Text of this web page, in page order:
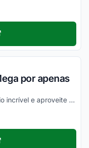
por apenas
Usufrua agora mesmo deste benefício incrível e aproveite para economizar!